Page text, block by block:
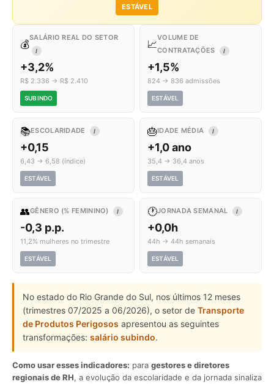
ESTÁVEL
💰
SALÁRIO REAL DO SETOR
I
+3,2%
R$ 2.336 → R$ 2.410
SUBINDO
📈
VOLUME DE
CONTRATAÇÕES
I
+1,5%
824 → 836 admissões
ESTÁVEL
📚ESCOLARIDADE I
+0,15
6,43 → 6,58 (índice)
ESTÁVEL
🎂IDADE MÉDIA I
+1,0 ano
35,4 → 36,4 anos
ESTÁVEL
👥GÊNERO (% FEMININO) I
-0,3 p.p.
11,2% mulheres no trimestre
ESTÁVEL
🕐JORNADA SEMANAL I
+0,0h
44h → 44h semanais
ESTÁVEL
No estado do Rio Grande do Sul, nos últimos 12 meses
(trimestres 07/2025 a 06/2026), o setor de Transporte
de Produtos Perigosos apresentou as seguintes
transformações: salário subindo.
Como usar esses indicadores: para gestores e diretores
regionais de RH, a evolução da escolaridade e da jornada sinaliza